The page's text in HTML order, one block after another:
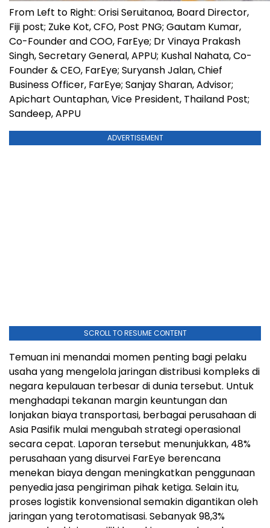
From Left to Right: Orisi Seruitanoa, Board Director,
Fiji post; Zuke Kot, CFO, Post PNG; Gautam Kumar,
Co-Founder and COO, FarEye; Dr Vinaya Prakash
Singh, Secretary General, APPU; Kushal Nahata, Co-
Founder & CEO, FarEye; Suryansh Jalan, Chief
Business Officer, FarEye; Sanjay Sharan, Advisor;
Apichart Ountaphan, Vice President, Thailand Post;
Sandeep, APPU
ADVERTISEMENT
SCROLL TO RESUME CONTENT
Temuan ini menandai momen penting bagi pelaku
usaha yang mengelola jaringan distribusi kompleks di
negara kepulauan terbesar di dunia tersebut. Untuk
menghadapi tekanan margin keuntungan dan
lonjakan biaya transportasi, berbagai perusahaan di
Asia Pasifik mulai mengubah strategi operasional
secara cepat. Laporan tersebut menunjukkan, 48%
perusahaan yang disurvei FarEye berencana
menekan biaya dengan meningkatkan penggunaan
penyedia jasa pengiriman pihak ketiga. Selain itu,
proses logistik konvensional semakin digantikan oleh
jaringan yang terotomatisasi. Sebanyak 98,3%